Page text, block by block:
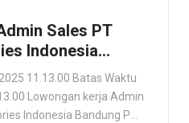
Sales PT
Indonesia
11.13.00 Batas Waktu
Lowongan kerja Admin
Indonesia Bandung PT